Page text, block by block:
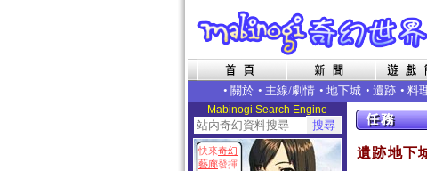
• 關於 • 主線/劇情 • 地下城 • 遺跡 • 料
Mabinogi Search Engine
快來奇幻
藝廊發揮
遺跡地下